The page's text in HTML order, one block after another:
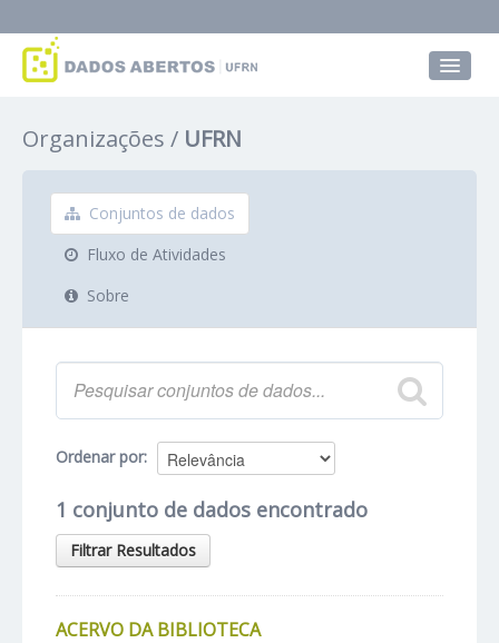
Grupos
Sobre
Organizações UFRN
Conjuntos de dados
Fluxo de Atividades
Sobre
Ordenar por
1 conjunto de dados encontrado
Filtrar Resultados
ACERVO DA BIBLIOTECA